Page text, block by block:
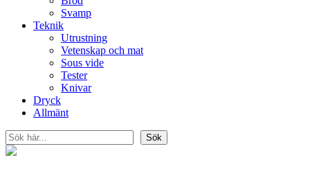
Svamp
Teknik
Utrustning
Vetenskap och mat
Sous vide
Tester
Knivar
Dryck
Allmänt
Sök
Sök